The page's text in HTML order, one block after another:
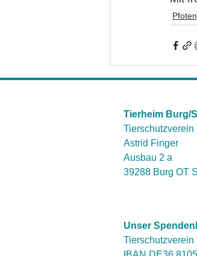
Tierheim Burg/
Tierschutzverein
Astrid Finger
Ausbau 2 a
39288 Burg OT
Unser
Tierschutzverein